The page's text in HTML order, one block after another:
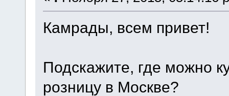
Камрады, всем привет!
Подскажите, где можно
розницу в Москве?